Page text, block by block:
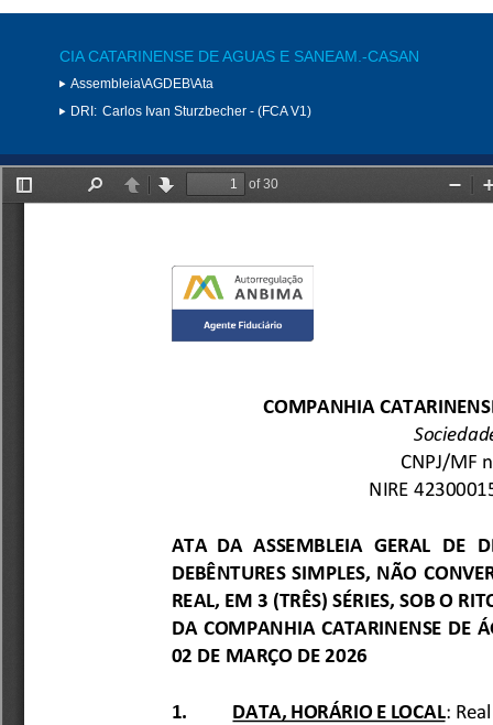
CIA CATARINENSE DE AGUAS E SANEAM.-CASAN
Assembleia\AGDEB\Ata
DRI: Carlos Ivan Sturzbecher - (FCA V1)